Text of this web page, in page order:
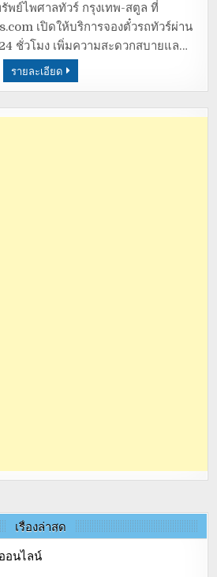
พย์ไพศาลทัวร์ กรุงเทพ-สตูล ที่
เปิดให้บริการจองตั๋วรถทัวร์ผ่าน
ชั่วโมง เพิ่มความสะดวกสบายแล…
รายละเอียด
เรื่องล่าสุด
อนไลน์